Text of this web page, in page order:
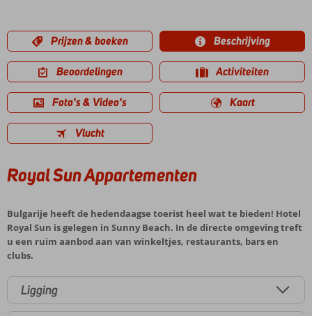
Prijzen & boeken Beschrijving
Beoordelingen Activiteiten
Foto's & Video's Kaart
Vlucht
Royal Sun Appartementen
Bulgarije heeft de hedendaagse toerist heel wat te bieden! Hotel
Royal Sun is gelegen in Sunny Beach. In de directe omgeving treft
u een ruim aanbod aan van winkeltjes, restaurants, bars en
clubs.
Ligging